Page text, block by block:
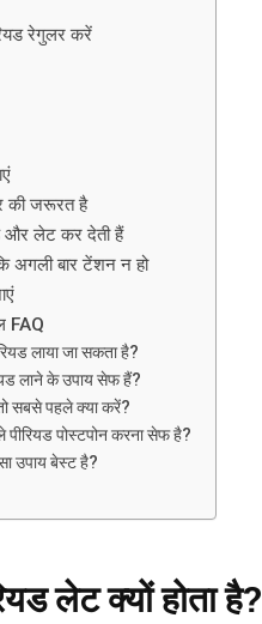
रेगुलर करें
की जरूरत है
और लेट कर देती हैं
अगली बार टेंशन न हो
FAQ
लाया जा सकता है?
लाने के उपाय सेफ हैं?
सबसे पहले क्या करें?
पीरियड पोस्टपोन करना सेफ है?
उपाय बेस्ट है?
लेट क्यों होता है?